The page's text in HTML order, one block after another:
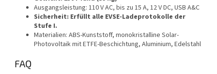
Ausgangsleistung: 110 V AC, bis zu 15 A, 12 V DC, USB A&C
Sicherheit: Erfüllt alle EVSE-Ladeprotokolle der
Stufe I.
Materialien: ABS-Kunststoff, monokristalline Solar-
Photovoltaik mit ETFE-Beschichtung, Aluminium, Edelstahl
FAQ